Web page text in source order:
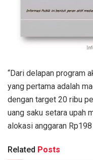
“Dari delapan program
yang pertama adalah
dengan target 20 ribu
uang saku setara upah
alokasi anggaran
Related Posts